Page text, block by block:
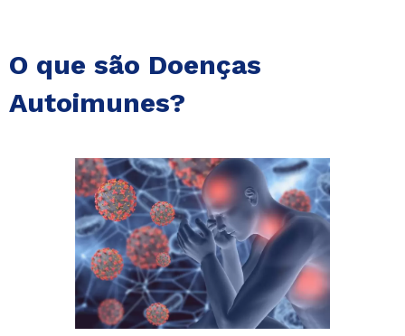
O que são Doenças
Autoimunes?